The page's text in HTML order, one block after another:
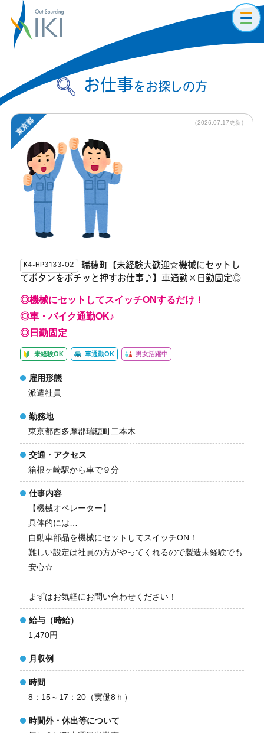
お仕事をお探しの方
K4-HP3133-02
瑞穂町【未経験大歓迎☆機械にセットし
てボタンをポチッと押すお仕事♪】車通勤×日勤固定◎
◎機械にセットしてスイッチONするだけ！
◎車・バイク通勤OK♪
◎日勤固定
未経験OK 車通勤OK 男女活躍中
雇用形態
派遣社員
勤務地
東京都西多摩郡瑞穂町二本木
交通・アクセス
箱根ヶ崎駅から車で９分
仕事内容
【機械オペレーター】
具体的には…
自動車部品を機械にセットしてスイッチON！
難しい設定は社員の方がやってくれるので製造未経験でも
安心☆
まずはお気軽にお問い合わせください！
給与（時給）
1,470円
月収例
時間
8：15～17：20（実働8ｈ）
時間外・休出等について
（2026.07.17更新）
東京都